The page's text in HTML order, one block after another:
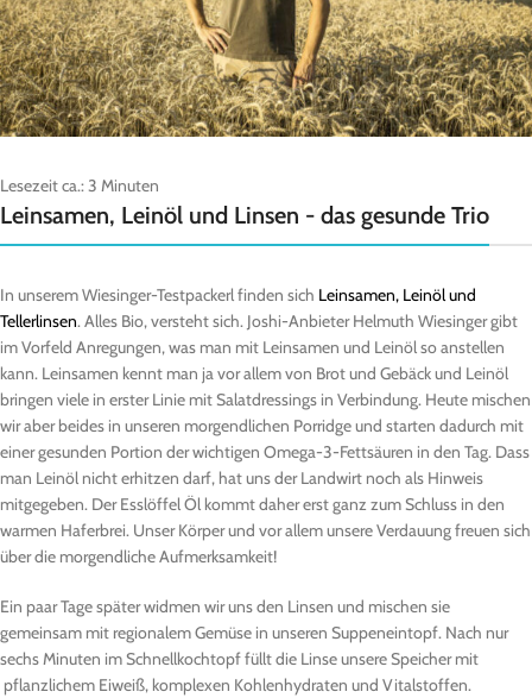
Lesezeit ca.:3 Minuten
Leinsamen, Leinöl und Linsen - das gesunde Trio
In unserem Wiesinger-Testpackerl finden sich Leinsamen, Leinöl und
Tellerlinsen. Alles Bio, versteht sich. Joshi-Anbieter Helmuth Wiesinger gibt
im Vorfeld Anregungen, was man mit Leinsamen und Leinöl so anstellen
kann. Leinsamen kennt man ja vor allem von Brot und Gebäck und Leinöl
bringen viele in erster Linie mit Salatdressings in Verbindung. Heute mischen
wir aber beides in unseren morgendlichen Porridge und starten dadurch mit
einer gesunden Portion der wichtigen Omega-3-Fettsäuren in den Tag. Dass
man Leinöl nicht erhitzen darf, hat uns der Landwirt noch als Hinweis
mitgegeben. Der Esslöffel Öl kommt daher erst ganz zum Schluss in den
warmen Haferbrei. Unser Körper und vor allem unsere Verdauung freuen sich
über die morgendliche Aufmerksamkeit!
Ein paar Tage später widmen wir uns den Linsen und mischen sie
gemeinsam mit regionalem Gemüse in unseren Suppeneintopf. Nach nur
sechs Minuten im Schnellkochtopf füllt die Linse unsere Speicher mit
pflanzlichem Eiweiß, komplexen Kohlenhydraten und Vitalstoffen.